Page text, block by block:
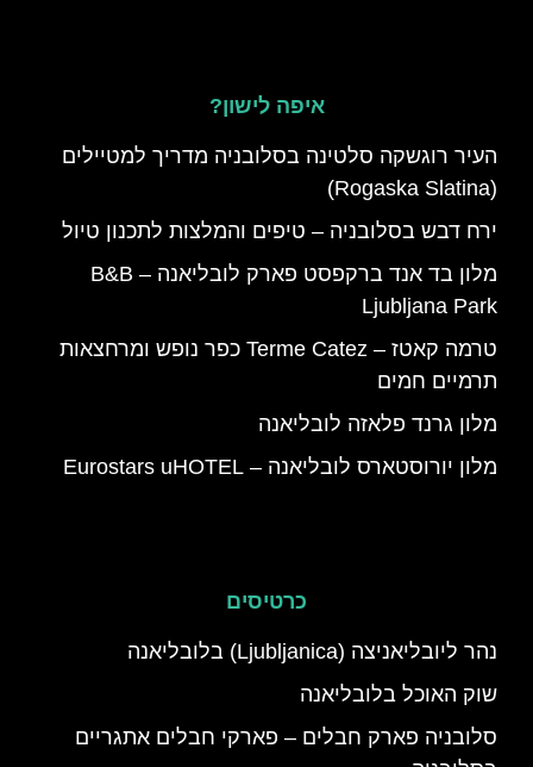
איפה לישון?
העיר רוגשקה סלטינה בסלובניה מדריך למטיילים
(Rogaska Slatina)
ירח דבש בסלובניה – טיפים והמלצות לתכנון טיול
מלון בד אנד ברקפסט פארק לובליאנה – B&B
Ljubljana Park
טרמה קאטז – Terme Catez כפר נופש ומרחצאות
תרמיים חמים
מלון גרנד פלאזה לובליאנה
מלון יורוסטארס לובליאנה – Eurostars uHOTEL
כרטיסים
נהר ליובליאניצה (Ljubljanica) בלובליאנה
שוק האוכל בלובליאנה
סלובניה פארק חבלים – פארקי חבלים אתגריים